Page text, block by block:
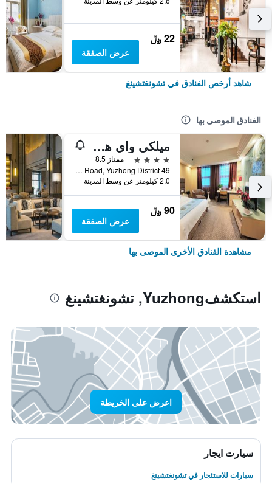
22 ﷼
عرض الصفقة
شاهد أرخص الفنادق في تشونغتشينغ
الفنادق الموصى بها
ميلكي واي هوتل تشونغشينغ
4 نجوم
ممتاز 8.5
49 Datong Road, Yuzhong District, تشونغتشينغ, الصين
2.0 كيلومتر عن وسط المدينة
90 ﷼
عرض الصفقة
مشاهدة الفنادق الأخرى الموصى بها
استكشفYuzhong, تشونغتشينغ
اعرض على الخريطة
سيارت ايجار
سيارات للاستئجار في تشونغتشينغ